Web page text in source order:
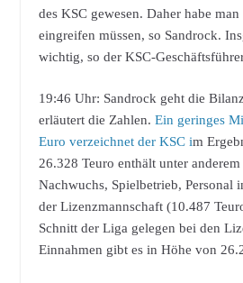
des KSC gewesen. Daher habe
eingreifen müssen, so Sandrock.
wichtig, so der KSC-
19:46 Uhr: Sandrock geht die
erläutert die Zahlen. Ein geringes
Euro verzeichnet der KSC im
26.328 Teuro enthält unter
Nachwuchs, Spielbetrieb, Personal
der Lizenzmannschaft (10.487
Schnitt der Liga gelegen bei den
Einnahmen gibt es in Höhe von